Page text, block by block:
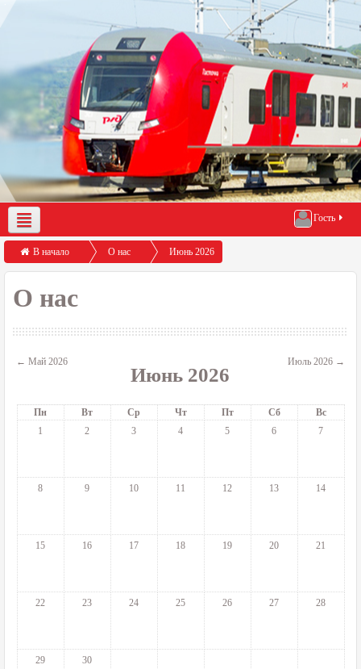
Гость
О нас Демо-доступ Помощь по работе с порталом
В начало О нас Июнь 2026
О нас
← Май 2026
Июнь 2026
Июль 2026 →
Пн Вт Ср Чт Пт Сб
Вс
1
2 3 4 5 6 7
8 9 10 11 12 13 14
15 16 17 18 19 20 21
22 23 24 25 26 27 28
29 30